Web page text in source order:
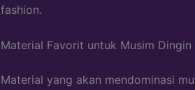
fashion.
Material Favorit untuk Musim
Material yang akan mendominasi